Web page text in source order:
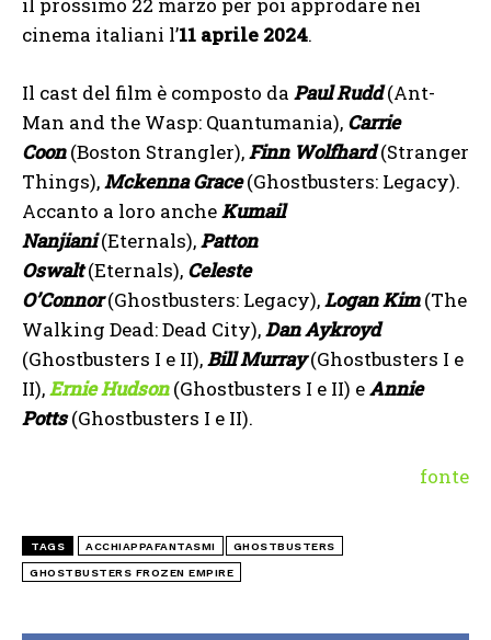
cinema italiani l’11 aprile 2024.
Il cast del film è composto da Paul Rudd (Ant-
Man and the Wasp: Quantumania), Carrie
Coon(Boston Strangler),Finn Wolfhard(Stranger
Things),Mckenna Grace(Ghostbusters: Legacy).
Accanto a loro ancheKumail
Nanjiani(Eternals),Patton
Oswalt(Eternals), Celeste
O’Connor (Ghostbusters: Legacy),Logan Kim(The
Walking Dead: Dead City),Dan Aykroyd
(Ghostbusters I e II),Bill Murray(Ghostbusters I e
II),Ernie Hudson(Ghostbusters I e II) eAnnie
Potts(Ghostbusters I e II).
fonte
TAGS ACCHIAPPAFANTASMI GHOSTBUSTERS
GHOSTBUSTERS FROZEN EMPIRE